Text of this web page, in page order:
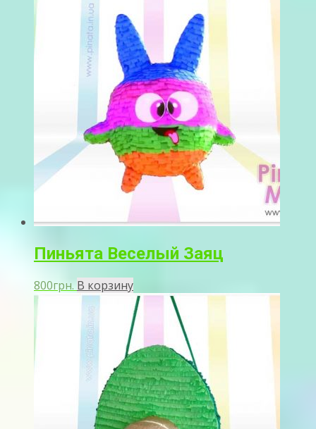
Пиньята Веселый Заяц
800грн. В корзину